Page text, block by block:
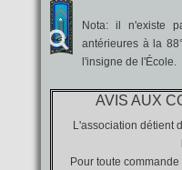
Nota: il n'existe
antérieures à la
l'insigne de l'École.
AVIS AUX
L'association détient
Pour toute